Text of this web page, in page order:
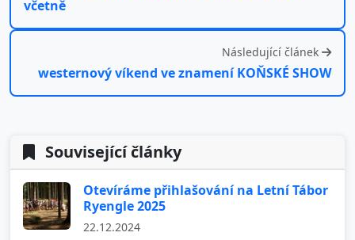
včetně
Následující článek
westernový víkend ve znamení KOŇSKÉ SHOW
Související články
Otevíráme přihlašování na Letní Tábor
Ryengle 2025
22.12.2024